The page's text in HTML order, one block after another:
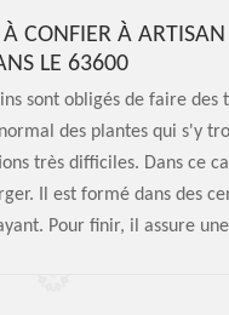
CONFIER À
LE 63600
sont obligés de faire des
des plantes qui s'y
très difficiles. Dans ce
Il est formé dans des
Pour finir, il assure